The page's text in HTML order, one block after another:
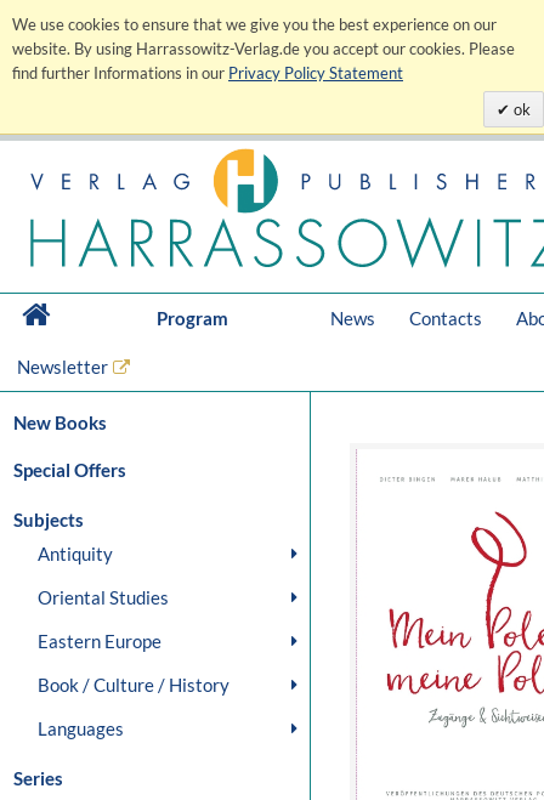
We use cookies to ensure that we give you the best experience on our
website. By using Harrassowitz-Verlag.de you accept our cookies. Please
find further Informations in our Privacy Policy Statement
ok
Program News Contacts
Newsletter
New Books
Special Offers
Subjects
Antiquity
Oriental Studies
Eastern Europe
Book / Culture / History
Languages
Series